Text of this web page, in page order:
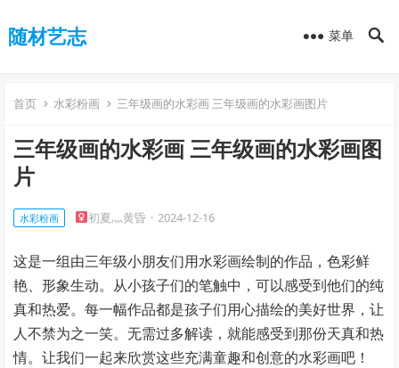
随材艺志 菜单
首页 水彩粉画 三年级画的水彩画 三年级画的水彩画图片
三年级画的水彩画 三年级画的水彩画图
片
水彩粉画 初夏灬黄昏 · 2024-12-16
这是一组由三年级小朋友们用水彩画绘制的作品，色彩鲜
艳、形象生动。从小孩子们的笔触中，可以感受到他们的纯
真和热爱。每一幅作品都是孩子们用心描绘的美好世界，让
人不禁为之一笑。无需过多解读，就能感受到那份天真和热
情。让我们一起来欣赏这些充满童趣和创意的水彩画吧！